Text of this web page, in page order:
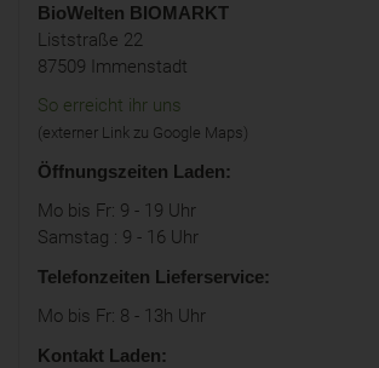
BioWelten BIOMARKT
Liststraße 22
87509 Immenstadt
So erreicht ihr uns
(externer Link zu Google Maps)
Öffnungszeiten Laden:
Mo bis Fr: 9 - 19 Uhr
Samstag : 9 - 16 Uhr
Telefonzeiten Lieferservice:
Mo bis Fr: 8 - 13h Uhr
Kontakt Laden: